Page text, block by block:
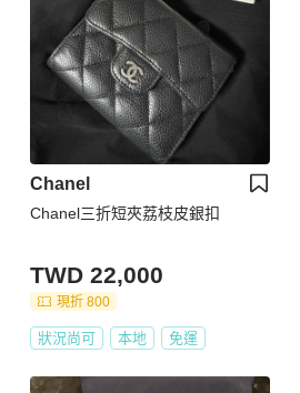
Chanel
Chanel三折短夾荔枝皮銀扣
TWD 22,000
現折 800
狀況尚可 本地 免運